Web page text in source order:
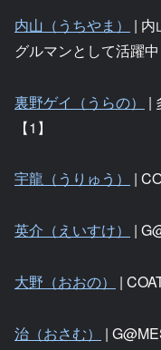
内山（うちやま）
| 内
グルマンとして活躍中
裏野ゲイ（うらの）
|
【1】
宇龍（うりゅう） |
英介（えいすけ） |
大野（おおの） |
治（おさむ） |